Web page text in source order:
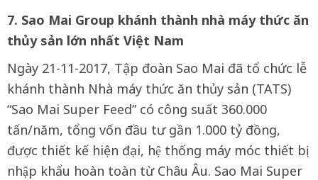
7. Sao Mai Group khánh thành nhà máy thức ăn
thủy sản lớn nhất Việt Nam
Ngày 21-11-2017, Tập đoàn Sao Mai đã tổ chức lễ
khánh thành Nhà máy thức ăn thủy sản (TATS)
“Sao Mai Super Feed” có công suất 360.000
tấn/năm, tổng vốn đầu tư gần 1.000 tỷ đồng,
được thiết kế hiện đại, hệ thống máy móc thiết bị
nhập khẩu hoàn toàn từ Châu Âu. Sao Mai Super